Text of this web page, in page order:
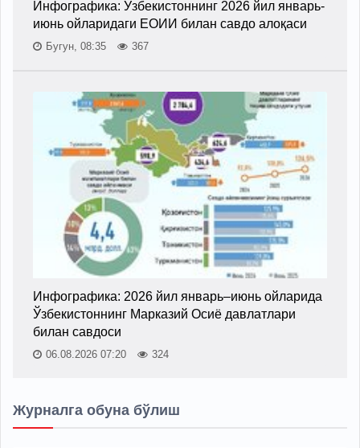
Инфографика: Ўзбекистоннинг 2026 йил январь-
июнь ойларидаги ЕОИИ билан савдо алоқаси
Бугун, 08:35 367
Инфографика: 2026 йил январь–июнь ойларида
Ўзбекистоннинг Марказий Осиё давлатлари
билан савдоси
06.08.2026 07:20 324
Журналга обуна бўлиш